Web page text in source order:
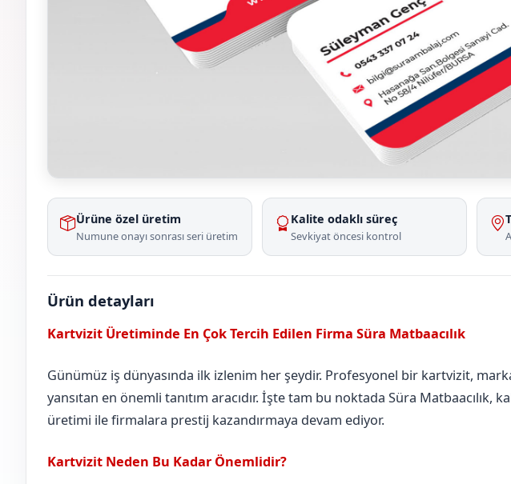
Ürüne özel üretim
Numune onayı sonrası seri üretim
Kalite odaklı süreç
Sevkiyat öncesi kontrol
Ürün detayları
Kartvizit Üretiminde En Çok Tercih Edilen Firma Süra Matbaacılık
Günümüz iş dünyasında ilk izlenim her şeydir. Profesyonel bir kartvizit,
yansıtan en önemli tanıtım aracıdır. İşte tam bu noktada Süra Matbaacılık,
üretimi ile firmalara prestij kazandırmaya devam ediyor.
Kartvizit Neden Bu Kadar Önemlidir?